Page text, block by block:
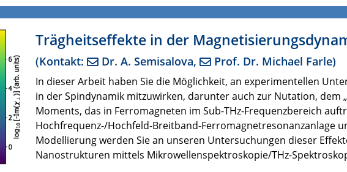
Trägheitseffekte in der
(Kontakt: Dr. A. Semisalova, Prof. Dr. Michael Farle)
In dieser Arbeit haben Sie die Möglichkeit, an experimentellen
in der Spindynamik mitzuwirken, darunter auch zur Nutation, dem
Moments, das in Ferromagneten im Sub-THz-Frequenzbereich
Hochfrequenz-/Hochfeld-Breitband-Ferromagnetresonanzanlage
Modellierung werden Sie an unseren Untersuchungen dieser
Nanostrukturen mittels Mikrowellenspektroskopie/THz-